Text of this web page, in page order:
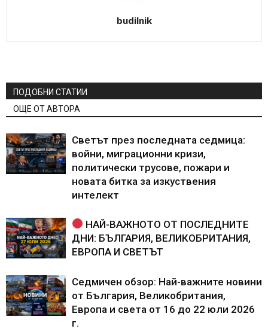
budilnik
ПОДОБНИ СТАТИИ
ОЩЕ ОТ АВТОРА
Светът през последната седмица:
войни, миграционни кризи,
политически трусове, пожари и
новата битка за изкуствения
интелект
НАЙ-ВАЖНОТО ОТ ПОСЛЕДНИТЕ
ДНИ: БЪЛГАРИЯ, ВЕЛИКОБРИТАНИЯ,
ЕВРОПА И СВЕТЪТ
Седмичен обзор: Най-важните новини
от България, Великобритания,
Европа и света от 16 до 22 юли 2026
г.